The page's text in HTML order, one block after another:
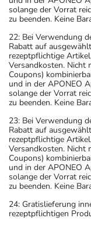
solange der Vorrat
zu beenden. Keine
22: Bei Verwendung
Rabatt auf
rezeptpflichtige
Versandkosten. Nicht
Coupons)
und in der APONEO
solange der Vorrat
zu beenden. Keine
23: Bei Verwendung
Rabatt auf
rezeptpflichtige
Versandkosten. Nicht
Coupons)
und in der APONEO
solange der Vorrat
zu beenden. Keine
24: Gratislieferung
rezeptpflichtigen